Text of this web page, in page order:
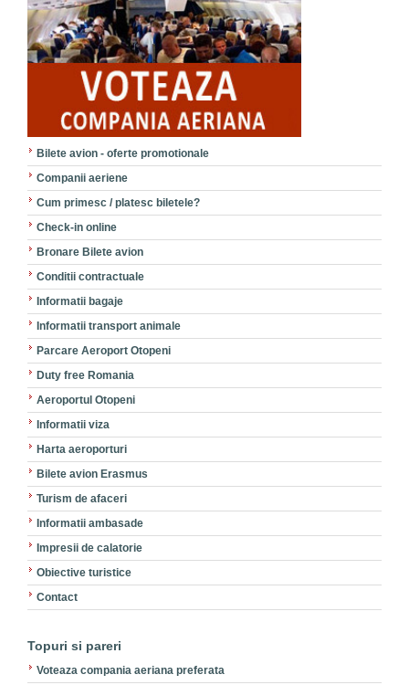
Bilete avion - oferte promotionale
Companii aeriene
Cum primesc / platesc biletele?
Check-in online
Bronare Bilete avion
Conditii contractuale
Informatii bagaje
Informatii transport animale
Parcare Aeroport Otopeni
Duty free Romania
Aeroportul Otopeni
Informatii viza
Harta aeroporturi
Bilete avion Erasmus
Turism de afaceri
Informatii ambasade
Impresii de calatorie
Obiective turistice
Contact
Topuri si pareri
Voteaza compania aeriana preferata